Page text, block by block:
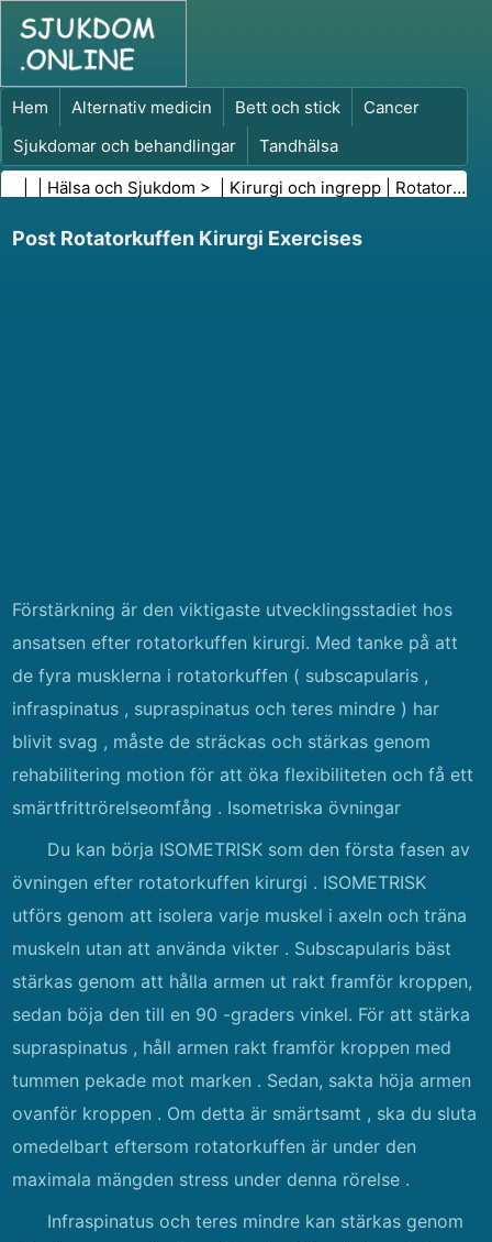
Hem Alternativ medicin Bett och stick
Cancer
Sjukdomar och behandlingar
Tandhälsa
Kost och näring
Familjehälsa
Hälsa och Sjukdom > | Kirurgi och ingrepp Rotatorkuffkirurgi
Post Rotatorkuffen Kirurgi Exercises
Förstärkning är den viktigaste utvecklingsstadiet hos
ansatsen efter rotatorkuffen kirurgi. Med tanke på att
de fyra musklerna i rotatorkuffen ( subscapularis ,
infraspinatus , supraspinatus och teres mindre ) har
blivit svag , måste de sträckas och stärkas genom
rehabilitering motion för att öka flexibiliteten och få ett
smärtfrittrörelseomfång . Isometriska övningar
Du kan börja ISOMETRISK som den första fasen av
övningen efter rotatorkuffen kirurgi . ISOMETRISK
utförs genom att isolera varje muskel i axeln och träna
muskeln utan att använda vikter . Subscapularis bäst
stärkas genom att hålla armen ut rakt framför kroppen,
sedan böja den till en 90 -graders vinkel. För att stärka
supraspinatus , håll armen rakt framför kroppen med
tummen pekade mot marken . Sedan, sakta höja armen
ovanför kroppen . Om detta är smärtsamt , ska du sluta
omedelbart eftersom rotatorkuffen är under den
maximala mängden stress under denna rörelse .
Infraspinatus och teres mindre kan stärkas genom